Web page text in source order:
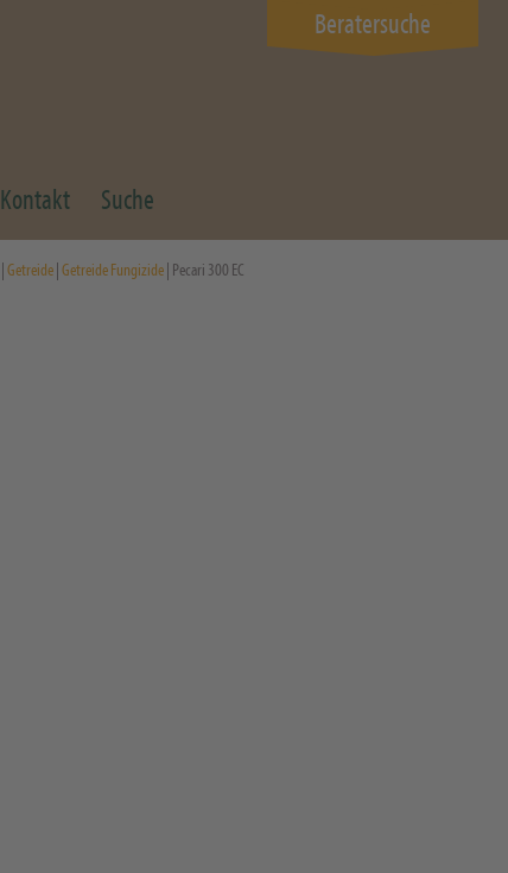
Kontakt Suche
Beratersuche
Getreide Getreide Fungizide | Pecari 300 EC